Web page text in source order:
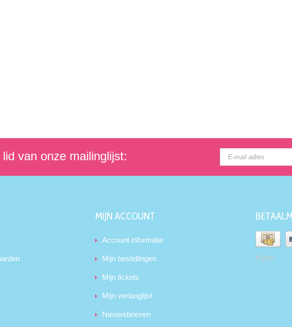
van onze mailinglijst:
MIJN ACCOUNT
Account informatie
Mijn bestellingen
Mijn tickets
Mijn verlanglijst
Nieuwsbrieven
Kiyoh